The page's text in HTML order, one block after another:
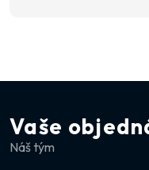
Vaše
Náš tým